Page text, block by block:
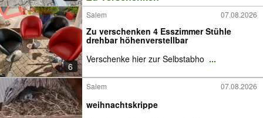
6
Salem 07.08.2026
Zu verschenken 4 Esszimmer Stühle
drehbar höhenverstellbar
Verschenke hier zur Selbstabho ...
Salem 07.08.2026
weihnachtskrippe